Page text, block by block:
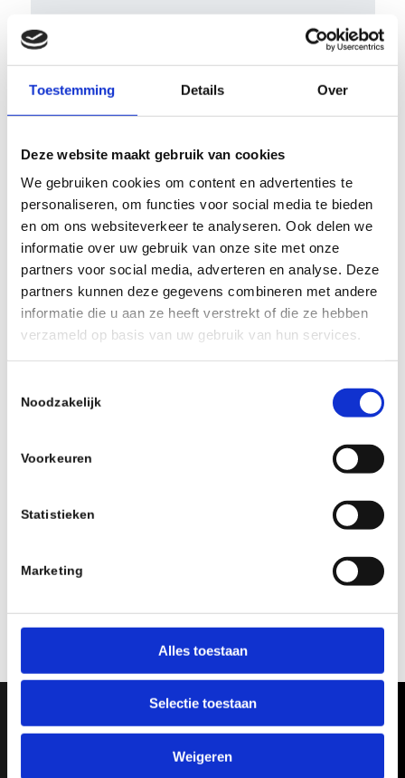
Toestemming Details Over
Deze website maakt gebruik van cookies
We gebruiken cookies om content en advertenties te
personaliseren, om functies voor social media te bieden
en om ons websiteverkeer te analyseren. Ook delen we
informatie over uw gebruik van onze site met onze
partners voor social media, adverteren en analyse. Deze
partners kunnen deze gegevens combineren met andere
informatie die u aan ze heeft verstrekt of die ze hebben
verzameld op basis van uw gebruik van hun services.
Noodzakelijk
Voorkeuren
Statistieken
Marketing
Alles toestaan
Selectie toestaan
Weigeren
Oost.schaakbond.nl wordt mede mogelijk